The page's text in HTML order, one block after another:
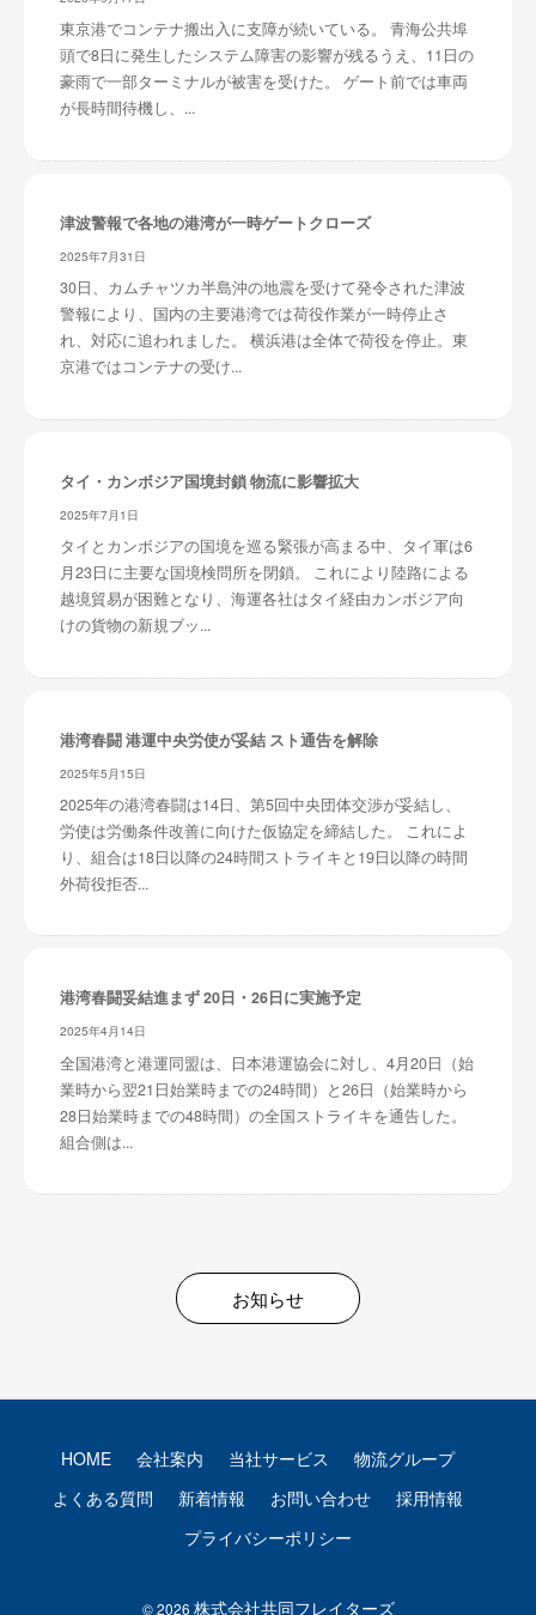
東京港でコンテナ搬出入に支障が続いている。 青海公共埠
頭で8日に発生したシステム障害の影響が残るうえ、11日の
豪雨で一部ターミナルが被害を受けた。 ゲート前では車両
が長時間待機し、...
津波警報で各地の港湾が一時ゲートクローズ
2025年7月31日
30日、カムチャツカ半島沖の地震を受けて発令された津波
警報により、国内の主要港湾では荷役作業が一時停止さ
れ、対応に追われました。 横浜港は全体で荷役を停止。東
京港ではコンテナの受け...
タイ・カンボジア国境封鎖 物流に影響拡大
2025年7月1日
タイとカンボジアの国境を巡る緊張が高まる中、タイ軍は6
月23日に主要な国境検問所を閉鎖。 これにより陸路による
越境貿易が困難となり、海運各社はタイ経由カンボジア向
けの貨物の新規ブッ...
港湾春闘 港運中央労使が妥結 スト通告を解除
2025年5月15日
2025年の港湾春闘は14日、第5回中央団体交渉が妥結し、
労使は労働条件改善に向けた仮協定を締結した。 これによ
り、組合は18日以降の24時間ストライキと19日以降の時間
外荷役拒否...
港湾春闘妥結進まず 20日・26日に実施予定
2025年4月14日
全国港湾と港運同盟は、日本港運協会に対し、4月20日（始
業時から翌21日始業時までの24時間）と26日（始業時から
28日始業時までの48時間）の全国ストライキを通告した。
組合側は...
お知らせ
HOME 会社案内 当社サービス
物流グループ
よくある質問
新着情報 お問い合わせ
採用情報
プライバシーポリシー
© 2026 株式会社共同フレイターズ